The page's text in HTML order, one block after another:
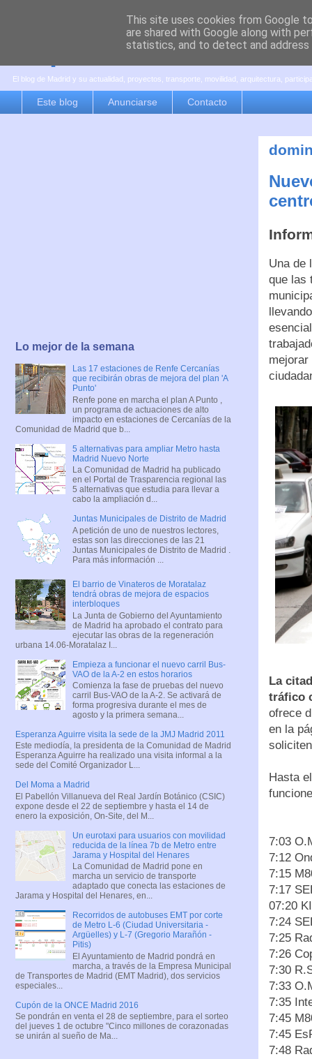
es por madrid
El blog de Madrid y su actualidad, proyectos, transporte, movilidad, arquitectura,
Este blog Anunciarse Contacto
Una de
que las
La
tráfico
ofrece
en la
Hasta
7:03
7:12
7:15
7:17
07:20
7:24
7:25
7:26
7:30
7:33
7:35
7:45
7:45
7:48
Lo mejor de la semana
Las 17 estaciones de Renfe Cercanías
que recibirán obras de mejora del plan 'A
Punto'
Renfe pone en marcha el plan A Punto ,
un programa de actuaciones de alto
impacto en estaciones de Cercanías de la
Comunidad de Madrid que b...
5 alternativas para ampliar Metro hasta
Madrid Nuevo Norte
La Comunidad de Madrid ha publicado
en el Portal de Trasparencia regional las
5 alternativas que estudia para llevar a
cabo la ampliación d...
Juntas Municipales de Distrito de Madrid
A petición de uno de nuestros lectores,
estas son las direcciones de las 21
Juntas Municipales de Distrito de Madrid .
Para más información ...
El barrio de Vinateros de Moratalaz
tendrá obras de mejora de espacios
interbloques
La Junta de Gobierno del Ayuntamiento
de Madrid ha aprobado el contrato para
ejecutar las obras de la regeneración
urbana 14.06-Moratalaz I...
Empieza a funcionar el nuevo carril Bus-
VAO de la A-2 en estos horarios
Comienza la fase de pruebas del nuevo
carril Bus-VAO de la A-2. Se activará de
forma progresiva durante el mes de
agosto y la primera semana...
Esperanza Aguirre visita la sede de la JMJ Madrid 2011
Este mediodía, la presidenta de la Comunidad de Madrid
Esperanza Aguirre ha realizado una visita informal a la
sede del Comité Organizador L...
Del Moma a Madrid
El Pabellón Villanueva del Real Jardín Botánico (CSIC)
expone desde el 22 de septiembre y hasta el 14 de
enero la exposición, On-Site, del M...
Un eurotaxi para usuarios con movilidad
reducida de la línea 7b de Metro entre
Jarama y Hospital del Henares
La Comunidad de Madrid pone en
marcha un servicio de transporte
adaptado que conecta las estaciones de
Jarama y Hospital del Henares, en...
Recorridos de autobuses EMT por corte
de Metro L-6 (Ciudad Universitaria -
Argüelles) y L-7 (Gregorio Marañón -
Pitis)
El Ayuntamiento de Madrid pondrá en
marcha, a través de la Empresa Municipal
de Transportes de Madrid (EMT Madrid), dos servicios
especiales...
Cupón de la ONCE Madrid 2016
Se pondrán en venta el 28 de septiembre, para el sorteo
del jueves 1 de octubre "Cinco millones de corazonadas
se unirán al sueño de Ma...
This site uses cookies from Google
are shared with Google along with
statistics, and to detect and address